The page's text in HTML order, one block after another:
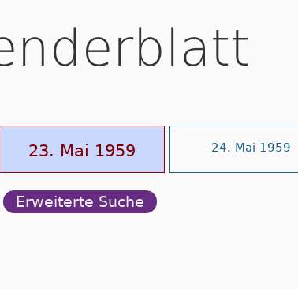
23. Mai 1959 24. Mai 1959
Erweiterte Suche